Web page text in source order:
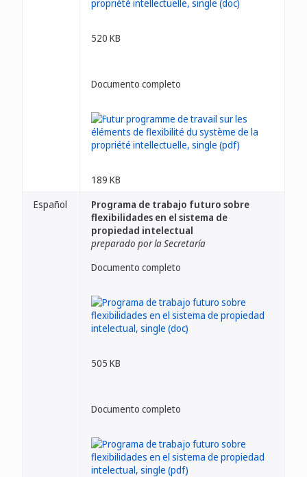
520 KB
Documento completo
189 KB
Español
Programa de trabajo futuro sobre
flexibilidades en el sistema de
propiedad intelectual
preparado por la Secretaría
Documento completo
505 KB
Documento completo